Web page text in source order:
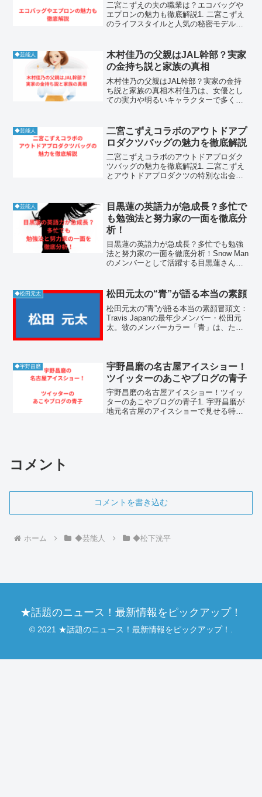
二宮こずえの夫の職業は？エコバッグや
エプロンの魅力も徹底解説1. 二宮こずえ
のライフスタイルと人気の秘密モデルや
大のキャラクターと、センス溢れるファ
ッションやライフスタ...
◆芸能人
木村佳乃の父親はJAL幹部？実家
の金持ち説と家族の真相
木村佳乃の父親はJAL幹部？実家の金持
ち説と家族の真相木村佳乃は、女優とし
ての実力や明るいキャラクターで多くの
に「実家が金持ち」という噂や、父親・
母親・兄弟に関する情報...
◆芸能人
二宮こずえコラボのアウトドアプ
ロダクツバッグの魅力を徹底解説
二宮こずえコラボのアウトドアプロダク
ツバッグの魅力を徹底解説1. 二宮こずえ
とアウトドアプロダクツの特別な出会い
的なコラボレーションを実現させてきま
した。その中でも特に...
◆芸能人
目黒蓮の英語力が急成長？多忙で
も勉強法と努力家の一面を徹底分
析！
目黒蓮の英語力が急成長？多忙でも勉強
法と努力家の一面を徹底分析！Snow Man
のメンバーとして活躍する目黒蓮さん
「英語力の成長ぶりがすごい」と話題に
なっており、SNS...
◆松田元太 松田元太の“青”が語る本当の素顔
松田元太の“青”が語る本当の素顔冒頭文：
Travis Japanの最年少メンバー・松田元
太。彼のメンバーカラー「青」は、ただ
れていま...
◆宇野昌磨
宇野昌磨の名古屋アイスショー！
ツイッターのあこやブログの青子
宇野昌磨の名古屋アイスショー！ツイッ
ターのあこやブログの青子1. 宇野昌磨が
地元名古屋のアイスショーで見せる特別
コメント
コメントを書き込む
ホーム ◆芸能人 ◆松下洸平
★話題のニュース！最新情報をピックアップ！
© 2021 ★話題のニュース！最新情報をピックアップ！.